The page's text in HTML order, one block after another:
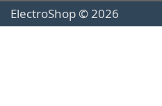
ElectroShop © 2026